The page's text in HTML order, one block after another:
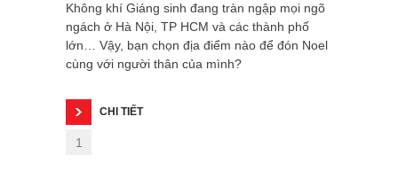
Không khí Giáng sinh đang tràn ngập mọi ngõ
ngách ở Hà Nội, TP HCM và các thành phố
lớn… Vậy, bạn chọn địa điểm nào để đón Noel
cùng với người thân của mình?
CHI TIẾT
1